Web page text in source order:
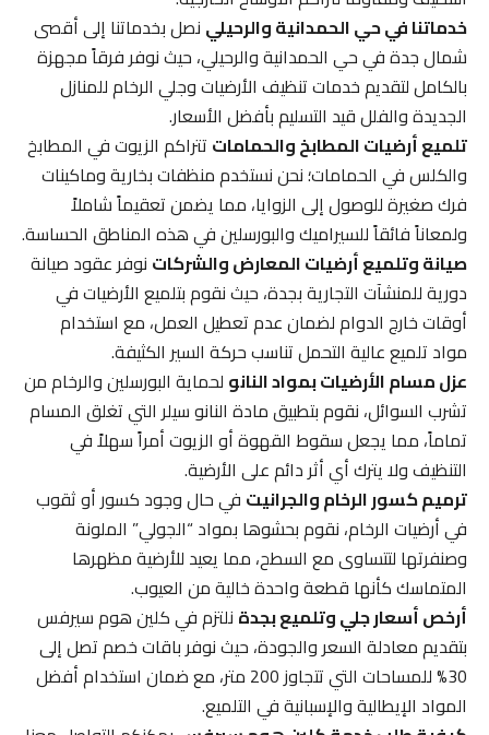
خدماتنا في حي الحمدانية والرحيلينصل بخدماتنا إلى أقصى
شمال جدة في حي الحمدانية والرحيلي، حيث نوفر فرقاً مجهزة
بالكامل لتقديم خدمات تنظيف الأرضيات وجلي الرخام للمنازل
الجديدة والفلل قيد التسليم بأفضل الأسعار.
تلميع أرضيات المطابخ والحماماتتتراكم الزيوت في المطابخ
والكلس في الحمامات؛ نحن نستخدم منظفات بخارية وماكينات
فرك صغيرة للوصول إلى الزوايا، مما يضمن تعقيماً شاملاً
ولمعاناً فائقاً للسيراميك والبورسلين في هذه المناطق الحساسة.
صيانة وتلميع أرضيات المعارض والشركاتنوفر عقود صيانة
دورية للمنشآت التجارية بجدة، حيث نقوم بتلميع الأرضيات في
أوقات خارج الدوام لضمان عدم تعطيل العمل، مع استخدام
مواد تلميع عالية التحمل تناسب حركة السير الكثيفة.
عزل مسام الأرضيات بمواد النانولحماية البورسلين والرخام من
تشرب السوائل، نقوم بتطبيق مادة النانو سيلر التي تغلق المسام
تماماً، مما يجعل سقوط القهوة أو الزيوت أمراً سهلاً في
التنظيف ولا يترك أي أثر دائم على الأرضية.
ترميم كسور الرخام والجرانيتفي حال وجود كسور أو ثقوب
في أرضيات الرخام، نقوم بحشوها بمواد “الجولي” الملونة
وصنفرتها لتتساوى مع السطح، مما يعيد للأرضية مظهرها
المتماسك كأنها قطعة واحدة خالية من العيوب.
أرخص أسعار جلي وتلميع بجدةنلتزم في كلين هوم سيرفس
بتقديم معادلة السعر والجودة، حيث نوفر باقات خصم تصل إلى
30% للمساحات التي تتجاوز 200 متر، مع ضمان استخدام أفضل
المواد الإيطالية والإسبانية في التلميع.